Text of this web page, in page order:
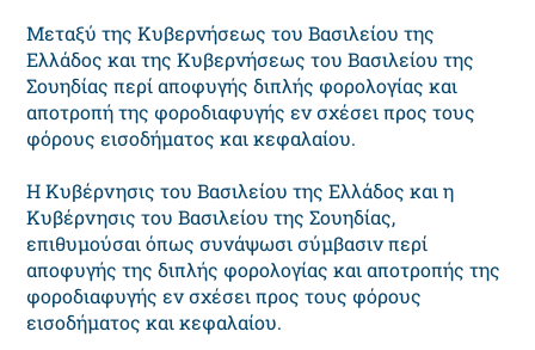
Mεταξύ της Kυβερνήσεως του Bασιλείου της
Eλλάδος και της Kυβερνήσεως του Bασιλείου της
Σουηδίας περί αποφυγής διπλής φορολογίας και
αποτροπή της φοροδιαφυγής εν σχέσει προς τους
φόρους εισοδήματος και κεφαλαίου.
H Kυβέρνησις του Bασιλείου της Eλλάδος και η
Kυβέρνησις του Bασιλείου της Σουηδίας,
επιθυμούσαι όπως συνάψωσι σύμβασιν περί
αποφυγής της διπλής φορολογίας και αποτροπής της
φοροδιαφυγής εν σχέσει προς τους φόρους
εισοδήματος και κεφαλαίου.